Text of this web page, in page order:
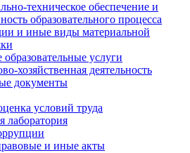
техническое обеспечение и
образовательного процесса
и иные виды материальной
услуги
хозяйственная деятельность
документы
условий труда
лаборатория
и иные акты